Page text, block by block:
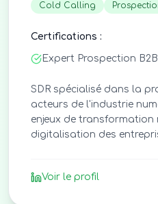
Cold Calling
Certifications :
Expert Prospection B2B
SDR spécialisé dans la
acteurs de l'industrie
enjeux de transformation
digitalisation des
Voir le profil